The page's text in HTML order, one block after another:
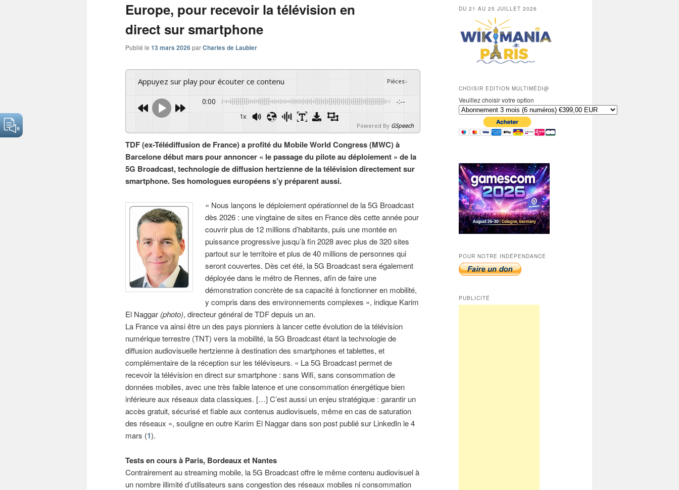
Europe, pour recevoir la télévision en
direct sur smartphone
Publié le 13 mars 2026parCharles de Laubier
Appuyez sur play pour écouter ce contenu Pièces:-
0:00 -:--
1x
Powered By GSpeech
TDF (ex-Télédiffusion de France) a profité du Mobile World Congress (MWC) à
Barcelone début mars pour annoncer « le passage du pilote au déploiement » de la
5G Broadcast, technologie de diffusion hertzienne de la télévision directement sur
smartphone. Ses homologues européens s’y préparent aussi.
« Nous lançons le déploiement opérationnel de la 5G Broadcast
dès 2026 : une vingtaine de sites en France dès cette année pour
couvrir plus de 12 millions d’habitants, puis une montée en
puissance progressive jusqu’à fin 2028 avec plus de 320 sites
partout sur le territoire et plus de 40 millions de personnes qui
seront couvertes. Dès cet été, la 5G Broadcast sera également
déployée dans le métro de Rennes, afin de faire une
démonstration concrète de sa capacité à fonctionner en mobilité,
y compris dans des environnements complexes », indique Karim
El Naggar (photo), directeur général de TDF depuis un an.
La France va ainsi être un des pays pionniers à lancer cette évolution de la télévision
numérique terrestre (TNT) vers la mobilité, la 5G Broadcast étant la technologie de
diffusion audiovisuelle hertzienne à destination des smartphones et tablettes, et
complémentaire de la réception sur les téléviseurs. « La 5G Broadcast permet de
recevoir la télévision en direct sur smartphone : sans Wifi, sans consommation de
données mobiles, avec une très faible latence et une consommation énergétique bien
inférieure aux réseaux data classiques. […] C’est aussi un enjeu stratégique : garantir un
accès gratuit, sécurisé et fiable aux contenus audiovisuels, même en cas de saturation
des réseaux », souligne en outre Karim El Naggar dans son post publié sur LinkedIn le 4
mars (1).
Tests en cours à Paris, Bordeaux et Nantes
Contrairement au streaming mobile, la 5G Broadcast offre le même contenu audiovisuel à
un nombre illimité d’utilisateurs sans congestion des réseaux mobiles ni consommation
DU 21 AU 25 JUILLET 2026
CHOISIR EDITION MULTIMÉDI@
Veuillez choisir votre option
POUR NOTRE INDÉPENDANCE
PUBLICITÉ